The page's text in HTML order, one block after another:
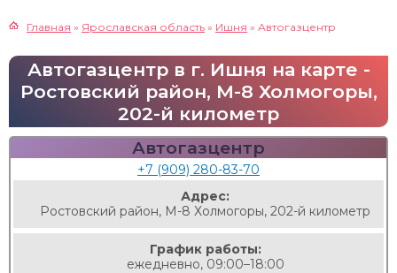
Главная » Ярославская область » Ишня » Автогазцентр
Автогазцентр в г. Ишня на карте -
Ростовский район, М-8 Холмогоры,
202-й километр
Автогазцентр
+7 (909) 280-83-70
Адрес:
Ростовский район, М-8 Холмогоры, 202-й километр
График работы:
ежедневно, 09:00–18:00